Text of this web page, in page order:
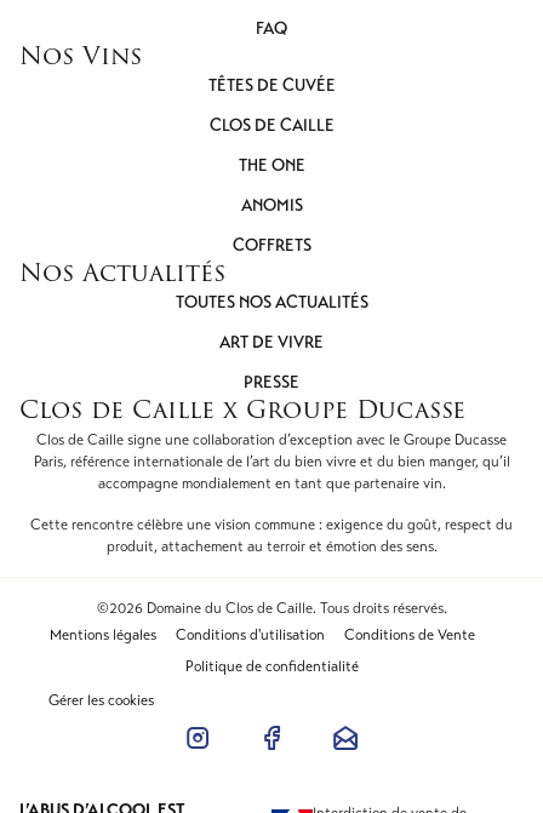
FAQ
Nos Vins
TÊTES DE CUVÉE
CLOS DE CAILLE
THE ONE
ANOMIS
COFFRETS
Nos Actualités
TOUTES NOS ACTUALITÉS
ART DE VIVRE
PRESSE
Clos de Caille x Groupe Ducasse
Clos de Caille signe une collaboration d’exception avec le Groupe Ducasse
Paris, référence internationale de l’art du bien vivre et du bien manger, qu’il
accompagne mondialement en tant que partenaire vin.
Cette rencontre célèbre une vision commune : exigence du goût, respect du
produit, attachement au terroir et émotion des sens.
©2026 Domaine du Clos de Caille. Tous droits réservés.
Mentions légales
Conditions d'utilisation
Conditions de Vente
Politique de confidentialité
Gérer les cookies